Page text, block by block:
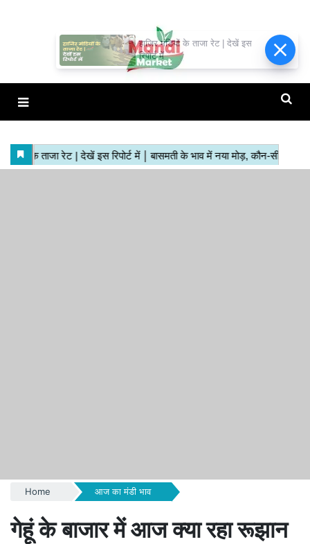
Home आज का मंडी भाव
गेहूं के बाजार में आज क्या रहा रूझान
हाजिर मंडियों के ताजा रेट | देखें इस
रिपोर्ट में